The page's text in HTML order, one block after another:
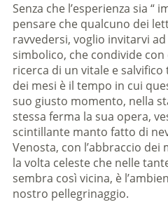
Senza che l’esperienza sia “
pensare che qualcuno dei
ravvedersi, voglio invitarvi
simbolico, che condivide
ricerca di un vitale e
dei mesi è il tempo in cui
suo giusto momento, nella
stessa ferma la sua opera,
scintillante manto fatto di
Venosta, con l’abbraccio
la volta celeste che nelle
sembra così vicina, è
nostro pellegrinaggio.